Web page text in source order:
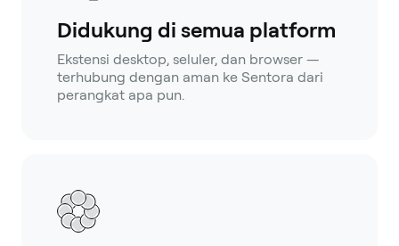
Didukung di semua platform
Ekstensi desktop, seluler, dan browser —
terhubung dengan aman ke Sentora dari
perangkat apa pun.